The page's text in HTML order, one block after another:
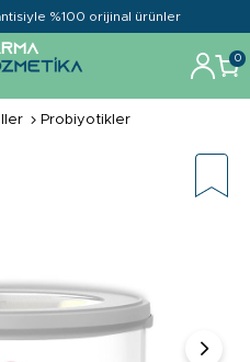
%100 orijinal ürünler
0
Probiyotikler